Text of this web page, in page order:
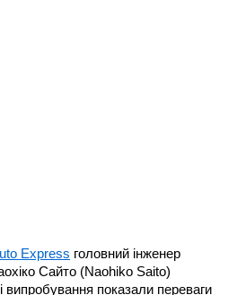
Express головний інженер
Сайто (Naohiko Saito)
випробування показали переваги